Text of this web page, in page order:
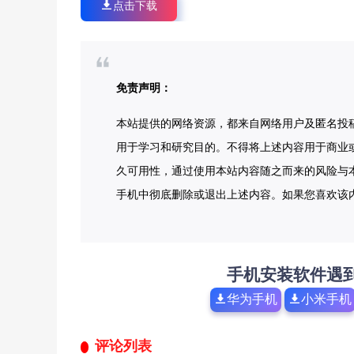
点击下载
免责声明：
本站提供的网络资源，都来自网络用户及匿名
用于学习和研究目的。不得将上述内容用于商
久可用性，通过使用本站内容随之而来的风险
手机中彻底删除或退出上述内容。如果您喜欢
手机安装软件遇
华为手机 小米手机
评论列表